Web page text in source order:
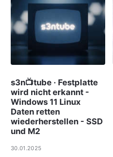
s3n📺tube · Festplatte
wird nicht erkannt -
Windows 11 Linux
Daten retten
wiederherstellen - SSD
und M2
30.01.2025